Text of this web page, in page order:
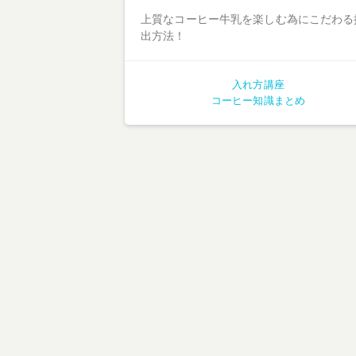
上質なコーヒー牛乳を楽しむ為にこだわる
出方法！
入れ方講座
コーヒー知識まとめ